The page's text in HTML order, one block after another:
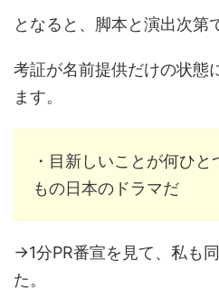
となると、脚本と演出次第
考証が名前提供だけの状態
ます。
・目新しいことが何ひ
もの日本のドラマだ
→1分PR番宣を見て、私も
た。